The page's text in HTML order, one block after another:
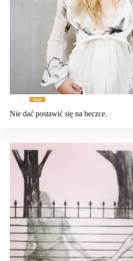
Inne
Nie dać postawić się na beczce.